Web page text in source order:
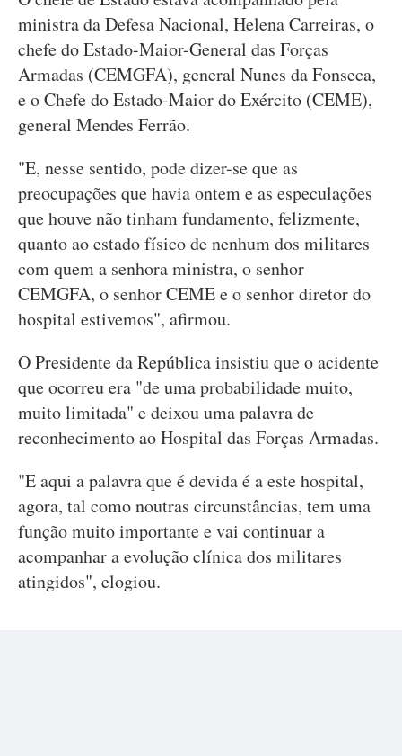
ministra da Defesa Nacional, Helena Carreiras, o
chefe do Estado-Maior-General das Forças
Armadas (CEMGFA), general Nunes da Fonseca,
e o Chefe do Estado-Maior do Exército (CEME),
general Mendes Ferrão.
"E, nesse sentido, pode dizer-se que as
preocupações que havia ontem e as especulações
que houve não tinham fundamento, felizmente,
quanto ao estado físico de nenhum dos militares
com quem a senhora ministra, o senhor
CEMGFA, o senhor CEME e o senhor diretor do
hospital estivemos", afirmou.
O Presidente da República insistiu que o acidente
que ocorreu era "de uma probabilidade muito,
muito limitada" e deixou uma palavra de
reconhecimento ao Hospital das Forças Armadas.
"E aqui a palavra que é devida é a este hospital,
agora, tal como noutras circunstâncias, tem uma
função muito importante e vai continuar a
acompanhar a evolução clínica dos militares
atingidos", elogiou.